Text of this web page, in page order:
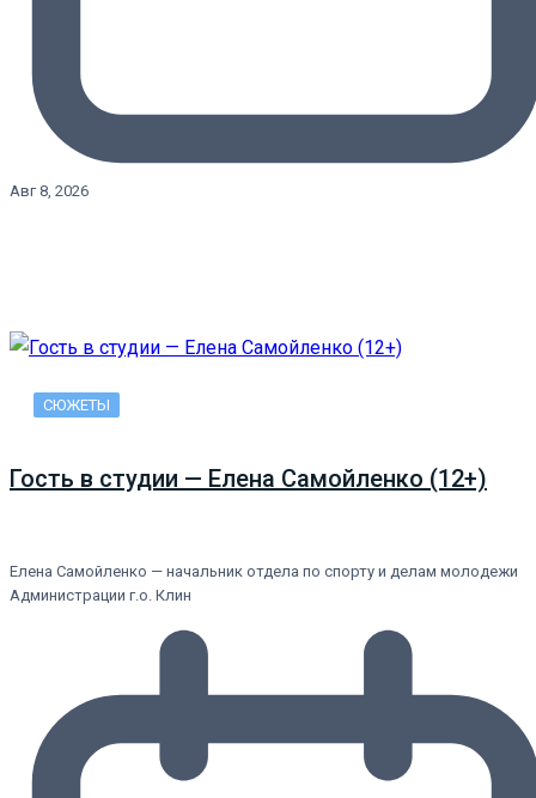
Авг 8, 2026
СЮЖЕТЫ
Гость в студии — Елена Самойленко (12+)
Елена Самойленко — начальник отдела по спорту и делам молодежи
Администрации г.о. Клин